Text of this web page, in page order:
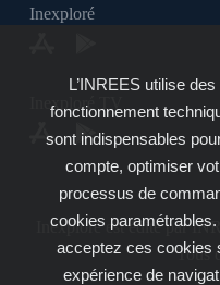
Inexploré
Inexploré TV
Inexploré est édité par
Tous
L’INREES utilise
fonctionnement
sont indispensables
compte, optimiser
processus de
cookies paramétrables.
acceptez ces cookies
expérience de